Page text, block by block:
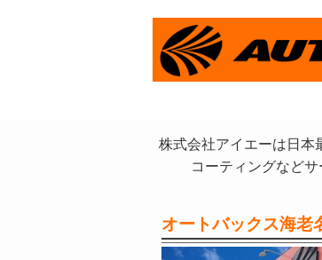
株式会社アイエーは日本
コーティングなど
オートバックス海老